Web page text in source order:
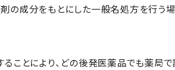
の成分をもとにした一般名処方を行う場
ことにより、どの後発医薬品でも薬局で